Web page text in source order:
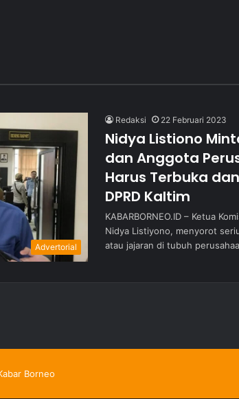
Advertorial
Redaksi 22 Februari 2023
Nidya Listiono
dan Anggota
Harus Terbuka
DPRD Kaltim
KABARBORNEO.ID – Ketua
Nidya Listiyono, menyorot
atau jajaran di tubuh
Borneo